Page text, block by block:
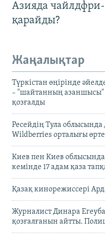
Азияда
қарайды?
Жаңалықтар
Түркістан өңірінде
– "шайтанның азаншысы"
қозғалды
Ресейдің Тула
Wildberries орталығы
Киев пен Киев
кемінде 17 адам қаза
Қазақ кинорежиссері
Журналист Динара
қозғалғанын айтты.